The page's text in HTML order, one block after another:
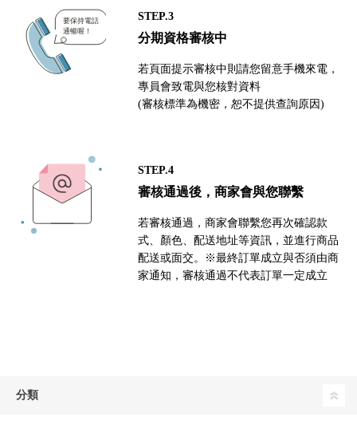
STEP.3
分期資格審核中
若頁面提示審核中則請您留意手機來電，
專員會致電與您核對資料
(審核標準為機密，恕不提供查詢原因)
STEP.4
審核通過後，商家會與您聯繫
若審核通過，商家會聯繫您再次確認款
式、顏色、配送地址等資訊，並進行商品
配送或面交。※最終訂單成立與否須由商
家通知，審核通過不代表訂單一定成立
分類